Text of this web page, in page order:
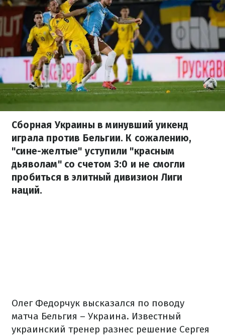
Сборная Украины в минувший уикенд
играла против Бельгии. К сожалению,
"сине-желтые" уступили "красным
дьяволам" со счетом 3:0 и не смогли
пробиться в элитный дивизион Лиги
наций.
Олег Федорчук высказался по поводу
матча Бельгия – Украина. Известный
украинский тренер разнес решение Сергея